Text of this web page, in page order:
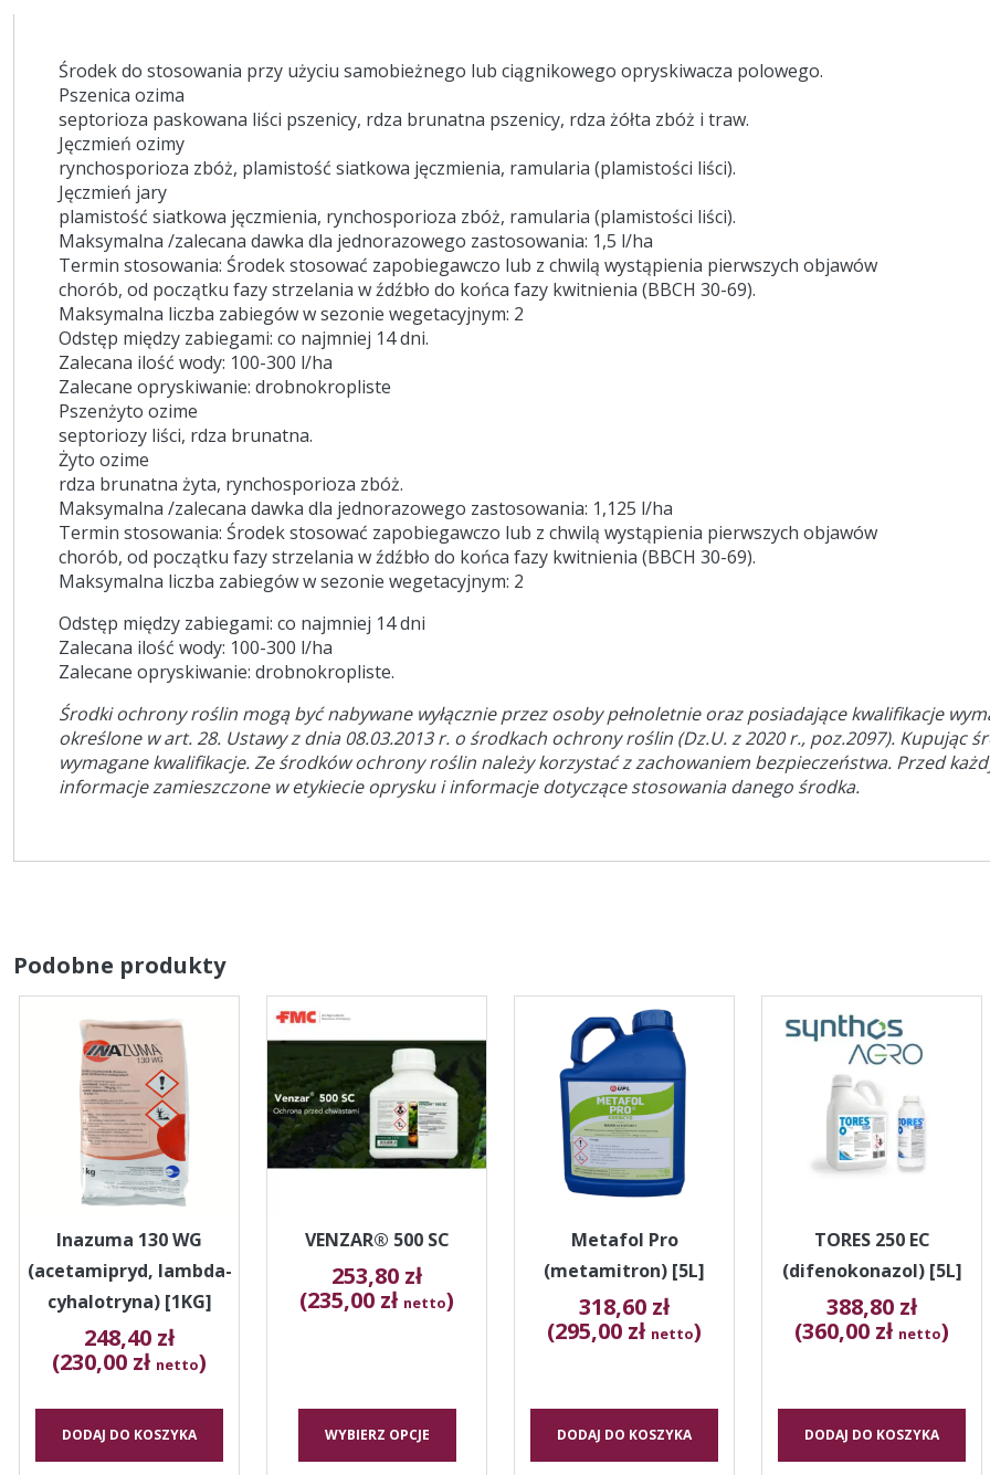
Środek do stosowania przy użyciu samobieżnego lub ciągnikowego opryskiwacza polowego.
Pszenica ozima
septorioza paskowana liści pszenicy, rdza brunatna pszenicy, rdza żółta zbóż i traw.
Jęczmień ozimy
rynchosporioza zbóż, plamistość siatkowa jęczmienia, ramularia (plamistości liści).
Jęczmień jary
plamistość siatkowa jęczmienia, rynchosporioza zbóż, ramularia (plamistości liści).
Maksymalna /zalecana dawka dla jednorazowego zastosowania: 1,5 l/ha
Termin stosowania: Środek stosować zapobiegawczo lub z chwilą wystąpienia pierwszych objawów
chorób, od początku fazy strzelania w źdźbło do końca fazy kwitnienia (BBCH 30-69).
Maksymalna liczba zabiegów w sezonie wegetacyjnym: 2
Odstęp między zabiegami: co najmniej 14 dni.
Zalecana ilość wody: 100-300 l/ha
Zalecane opryskiwanie: drobnokropliste
Pszenżyto ozime
septoriozy liści, rdza brunatna.
Żyto ozime
rdza brunatna żyta, rynchosporioza zbóż.
Maksymalna /zalecana dawka dla jednorazowego zastosowania: 1,125 l/ha
Termin stosowania: Środek stosować zapobiegawczo lub z chwilą wystąpienia pierwszych objawów
chorób, od początku fazy strzelania w źdźbło do końca fazy kwitnienia (BBCH 30-69).
Maksymalna liczba zabiegów w sezonie wegetacyjnym: 2
Odstęp między zabiegami: co najmniej 14 dni
Zalecana ilość wody: 100-300 l/ha
Zalecane opryskiwanie: drobnokropliste.
Środki ochrony roślin mogą być nabywane wyłącznie przez osoby pełnoletnie oraz posiadające kwalifikacje
określone w art. 28. Ustawy z dnia 08.03.2013 r. o środkach ochrony roślin (Dz.U. z 2020 r., poz.2097). Kupując
wymagane kwalifikacje. Ze środków ochrony roślin należy korzystać z zachowaniem bezpieczeństwa. Przed
informacje zamieszczone w etykiecie oprysku i informacje dotyczące stosowania danego środka.
Podobne produkty
Inazuma 130 WG
(acetamipryd, lambda-
cyhalotryna) [1KG]
248,40 zł
(230,00 zł netto)
DODAJ DO KOSZYKA
VENZAR® 500 SC
253,80 zł
(235,00 zł netto)
WYBIERZ OPCJE
ma
wiele
wariantów.
Opcje
można
produktu
Metafol Pro
(metamitron) [5L]
318,60 zł
(295,00 zł netto)
DODAJ DO KOSZYKA
TORES 250 EC
(difenokonazol) [5L]
388,80 zł
(360,00 zł netto)
DODAJ DO KOSZYKA